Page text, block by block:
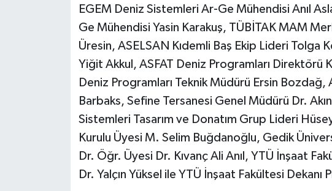
EGEM Deniz Sistemleri Ar-Ge Mühendisi Anıl
Ge Mühendisi Yasin Karakuş, TÜBİTAK MAM
Üresin, ASELSAN Kıdemli Baş Ekip Lideri Tolga
Yiğit Akkul, ASFAT Deniz Programları Direktörü
Deniz Programları Teknik Müdürü Ersin
Barbaks, Sefine Tersanesi Genel Müdürü Dr.
Sistemleri Tasarım ve Donatım Grup Lideri
Kurulu Üyesi M. Selim Buğdanoğlu, Gedik
Dr. Öğr. Üyesi Dr. Kıvanç Ali Anıl, YTÜ İnşaat
Dr. Yalçın Yüksel ile YTÜ İnşaat Fakültesi Dekanı
SPOR HABERLERİ
TEKNOLOJİ
ÜLKE GÜNDEMİ